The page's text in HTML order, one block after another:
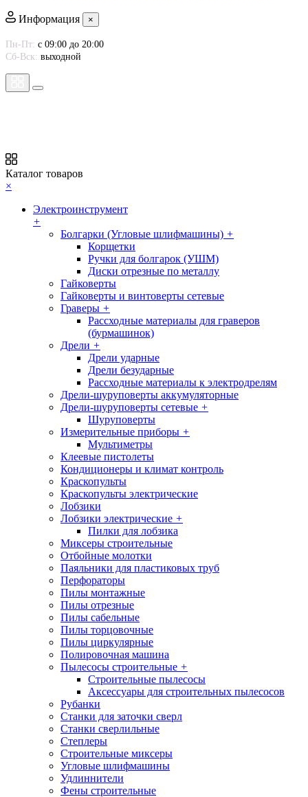
Информация ×
Пн-Пт: с 09:00 до 20:00
Сб-Вск: выходной
Каталог товаров
×
Электроинструмент
+
Болгарки (Угловые шлифмашины) +
Корщетки
Ручки для болгарок (УШМ)
Диски отрезные по металлу
Гайковерты
Гайковерты и винтоверты сетевые
Граверы +
Рассходные материалы для граверов
(бурмашинок)
Дрели +
Дрели ударные
Дрели безударные
Рассходные материалы к электродрелям
Дрели-шуруповерты аккумуляторные
Дрели-шуруповерты сетевые +
Шуруповерты
Измерительные приборы +
Мультиметры
Клеевые пистолеты
Кондиционеры и климат контроль
Краскопульты
Краскопульты электрические
Лобзики
Лобзики электрические +
Пилки для лобзика
Миксеры строительные
Отбойные молотки
Паяльники для пластиковых труб
Перфораторы
Пилы монтажные
Пилы отрезные
Пилы сабельные
Пилы торцовочные
Пилы циркулярные
Полировочная машина
Пылесосы строительные +
Строительные пылесосы
Аксессуары для строительных пылесосов
Рубанки
Станки для заточки сверл
Станки сверлильные
Степлеры
Строительные миксеры
Угловые шлифмашины
Удлиннители
Фены строительные